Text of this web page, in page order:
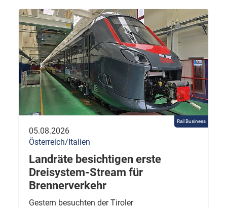
Rail Business
05.08.2026
Österreich/Italien
Landräte besichtigen erste
Dreisystem-Stream für
Brennerverkehr
Gestern besuchten der Tiroler